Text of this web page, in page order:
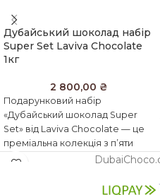
Дубайський шоколад набір
Super Set Lаviva Chocolate
1кг
2 800,00 ₴
Подарунковий набір
«Дубайський шоколад Super
Set» від Laviva Chocolate — це
преміальна колекція з п’яти
великих плиток по 200 г,